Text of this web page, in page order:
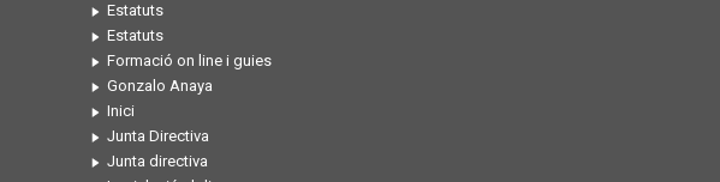
Estatuts
Estatuts
Formació on line i guies
Gonzalo Anaya
Inici
Junta Directiva
Junta directiva